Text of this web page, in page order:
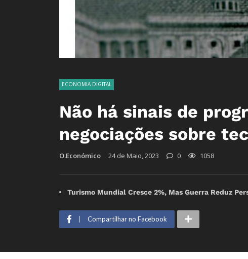
ECONOMIA DIGITAL
Não há sinais de
negociações sobre
O.Económico 24 de Maio, 2023 0 1058
Turismo Mundial Cresce 2%, Mas Guerra Reduz
Compartilhar no Facebook